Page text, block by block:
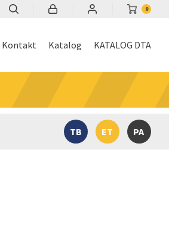
Kontakt Katalog KATALOG DTA
0
TB ET PA